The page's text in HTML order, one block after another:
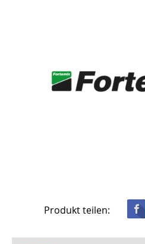
Produkt teilen: